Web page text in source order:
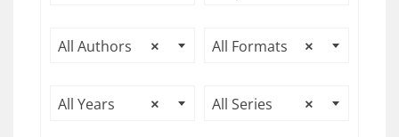
×
All Authors ×
All Formats
×
All Years ×
All Series